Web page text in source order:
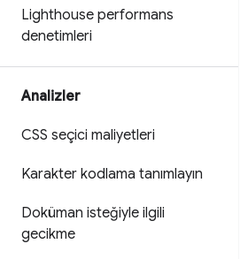
Lighthouse performans
denetimleri
Analizler
CSS seçici maliyetleri
Karakter kodlama tanımlayın
Doküman isteğiyle ilgili
gecikme